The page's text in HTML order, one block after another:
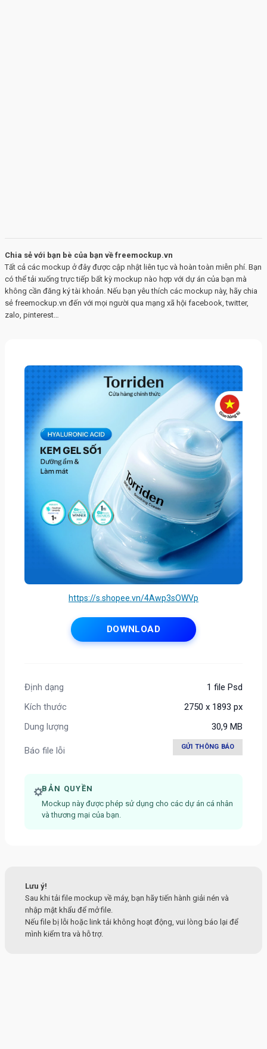
Chia sẻ với bạn bè của bạn về freemockup.vn
Tất cả các mockup ở đây được cập nhật liên tục và hoàn toàn miễn phí. Bạn
có thể tải xuống trực tiếp bất kỳ mockup nào hợp với dự án của bạn mà
không cần đăng ký tài khoản. Nếu bạn yêu thích các mockup này, hãy chia
sẻ freemockup.vn đến với mọi người qua mạng xã hội facebook, twitter,
zalo, pinterest…
https://s.shopee.vn/4Awp3sOWVp
DOWNLOAD
Định dạng
1 file Psd
Kích thước
2750 x 1893 px
Dung lượng
30,9 MB
Báo file lỗi GỬI THÔNG BÁO
BẢN QUYỀN
Mockup này được phép sử dụng cho các dự án cá nhân
và thương mại của bạn.
Lưu ý!
Sau khi tải file mockup về máy, bạn hãy tiến hành giải nén và
nhập mật khẩu để mở file.
Nếu file bị lỗi hoặc link tải không hoạt động, vui lòng báo lại để
mình kiểm tra và hỗ trợ.